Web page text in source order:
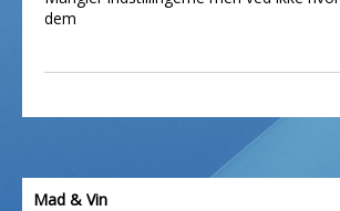
dem
Mad & Vin